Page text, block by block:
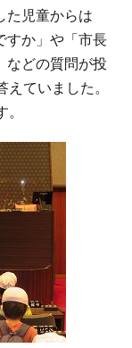
た児童からは
すか」や「市長
などの質問が投
ていました。